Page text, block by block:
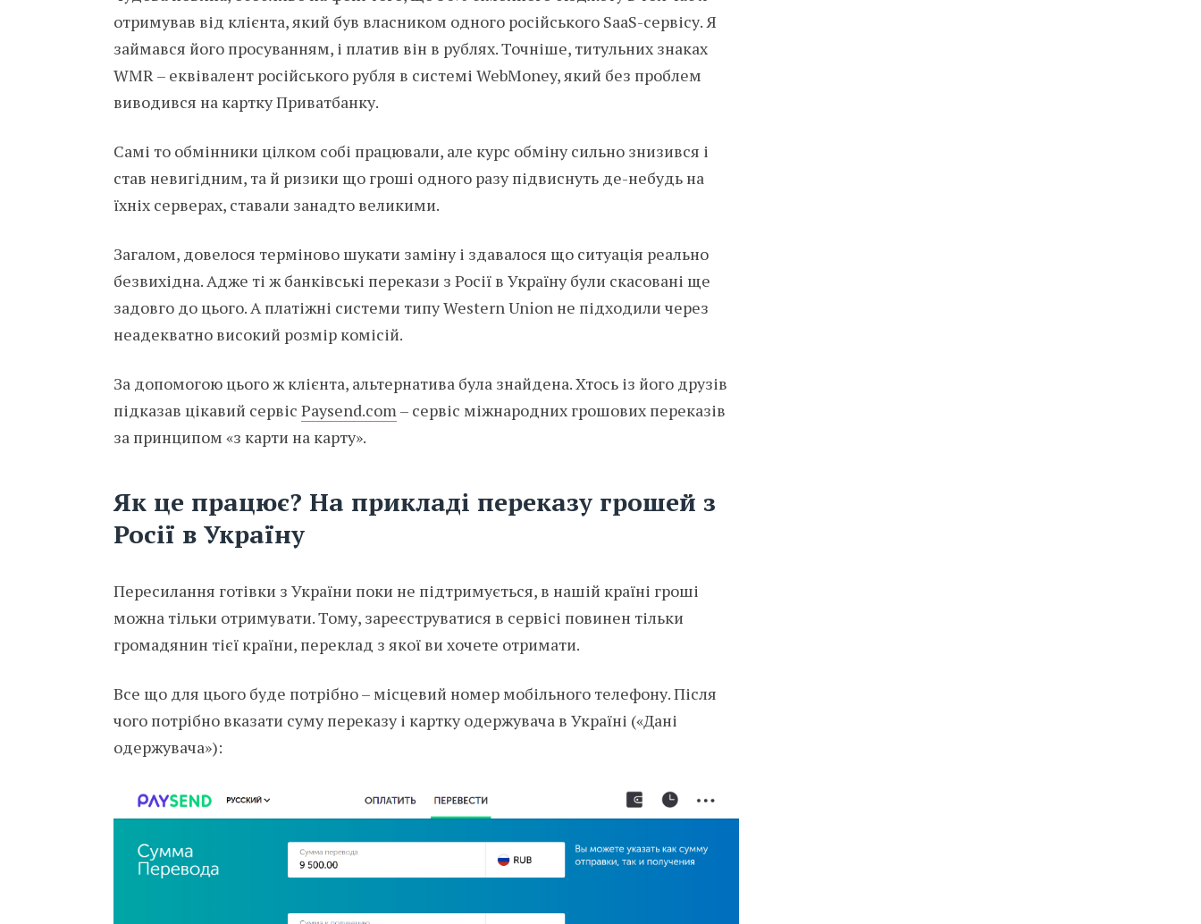
отримував від клієнта, який був власником одного російського SaaS-сервісу. Я
займався його просуванням, і платив він в рублях. Точніше, титульних знаках
WMR – еквівалент російського рубля в системі WebMoney, який без проблем
виводився на картку Приватбанку.
Самі то обмінники цілком собі працювали, але курс обміну сильно знизився і
став невигідним, та й ризики що гроші одного разу підвиснуть де-небудь на
їхніх серверах, ставали занадто великими.
Загалом, довелося терміново шукати заміну і здавалося що ситуація реально
безвихідна. Адже ті ж банківські перекази з Росії в Україну були скасовані ще
задовго до цього. А платіжні системи типу Western Union не підходили через
неадекватно високий розмір комісій.
За допомогою цього ж клієнта, альтернатива була знайдена. Хтось із його друзів
підказав цікавий сервісPaysend.com – сервіс міжнародних грошових переказів
за принципом «з карти на карту».
Як це працює? На прикладі переказу грошей з
Росії в Україну
Пересилання готівки з України поки не підтримується, в нашій країні гроші
можна тільки отримувати. Тому, зареєструватися в сервісі повинен тільки
громадянин тієї країни, переклад з якої ви хочете отримати.
Все що для цього буде потрібно – місцевий номер мобільного телефону. Після
чого потрібно вказати суму переказу і картку одержувача в Україні («Дані
одержувача»):